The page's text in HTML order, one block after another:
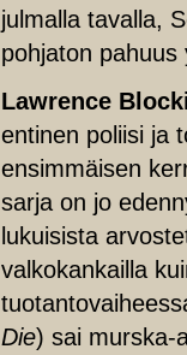
julmalla tavalla,
pohjaton
Lawrence
entinen poliisi ja
ensimmäisen
sarja on jo
lukuisista
valkokankailla
Die) sai murska-